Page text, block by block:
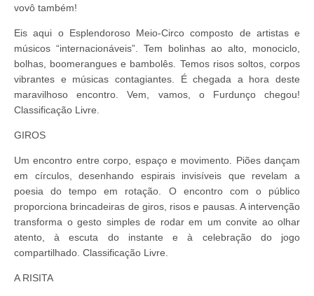
vovô também!
Eis aqui o Esplendoroso Meio-Circo composto de artistas e
músicos “internacionáveis”. Tem bolinhas ao alto, monociclo,
bolhas, boomerangues e bambolês. Temos risos soltos, corpos
vibrantes e músicas contagiantes. É chegada a hora deste
maravilhoso encontro. Vem, vamos, o Furdunço chegou!
Classificação Livre.
GIROS
Um encontro entre corpo, espaço e movimento. Piões dançam
em círculos, desenhando espirais invisíveis que revelam a
poesia do tempo em rotação. O encontro com o público
proporciona brincadeiras de giros, risos e pausas. A intervenção
transforma o gesto simples de rodar em um convite ao olhar
atento, à escuta do instante e à celebração do jogo
compartilhado. Classificação Livre.
A RISITA